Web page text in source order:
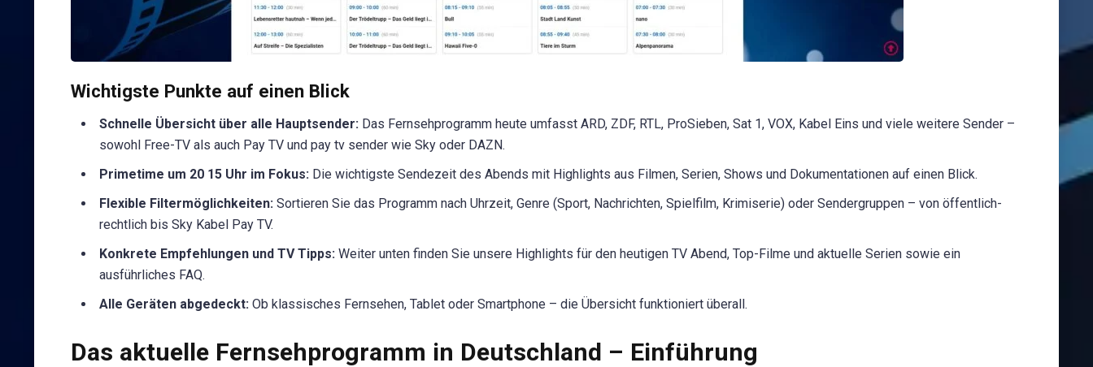
Wichtigste Punkte auf einen Blick
Schnelle Übersicht über alle Hauptsender: Das Fernsehprogramm heute umfasst ARD, ZDF, RTL, ProSieben, Sat 1, VOX, Kabel Eins und viele weitere Sender –
sowohl Free-TV als auch Pay TV und pay tv sender wie Sky oder DAZN.
Primetime um 20 15 Uhr im Fokus: Die wichtigste Sendezeit des Abends mit Highlights aus Filmen, Serien, Shows und Dokumentationen auf einen Blick.
Flexible Filtermöglichkeiten: Sortieren Sie das Programm nach Uhrzeit, Genre (Sport, Nachrichten, Spielfilm, Krimiserie) oder Sendergruppen – von öffentlich-
rechtlich bis Sky Kabel Pay TV.
Konkrete Empfehlungen und TV Tipps: Weiter unten finden Sie unsere Highlights für den heutigen TV Abend, Top-Filme und aktuelle Serien sowie ein
ausführliches FAQ.
Alle Geräten abgedeckt: Ob klassisches Fernsehen, Tablet oder Smartphone – die Übersicht funktioniert überall.
Das aktuelle Fernsehprogramm in Deutschland – Einführung